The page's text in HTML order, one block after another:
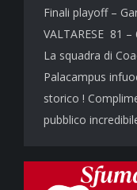
Finali playoff –
VALTARESE 81
La squadra di
Palacampus
storico !
pubblico